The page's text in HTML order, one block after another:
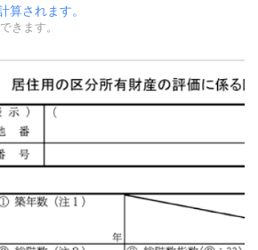
算されます。